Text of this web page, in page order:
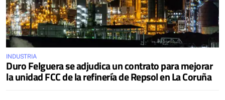
INDUSTRIA
Duro Felguera se adjudica un contrato para mejorar
la unidad FCC de la refinería de Repsol en La Coruña